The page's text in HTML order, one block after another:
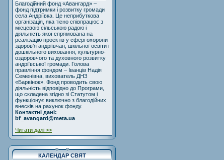
Благодійний фонд «Авангард» –
фонд підтримки і розвитку громади
села Андріївка. Це неприбуткова
організація, яка тісно співпрацює з
місцевою сільською радою і
діяльність якої спрямована на
реалізацію проектів у сфері охорони
здоров'я андріївчан, шкільної освіти і
дошкільного виховання, культурно-
оздоровчого та духовного розвитку
андріївської громади. Голова
правління фондом – Іванців Надія
Семенівна, вихователь ДНЗ
«Барвінок». Фонд проводить свою
діяльність відповідно до Програми,
що складена згідно зі Статутом і
функціонує виключно з благодійних
внесків на рахунок фонду.
Контактні дані:
bf_avangard@meta.ua
Читати далі >>
КАЛЕНДАР СВЯТ